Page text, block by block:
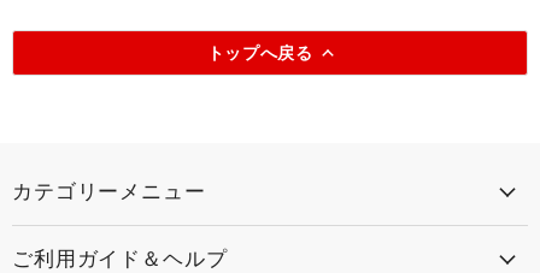
トップへ戻る
カテゴリーメニュー
ご利用ガイド＆ヘルプ